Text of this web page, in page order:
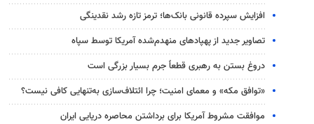
افزایش سپرده قانونی بانک‌ها؛ ترمز تازه رشد نقدینگی
تصاویر جدید از پهپادهای منهدم‌شده آمریکا توسط سپاه
دروغ بستن به رهبری قطعاً جرم بسیار بزرگی است
«توافق مکه» و معمای امنیت؛ چرا ائتلاف‌سازی به‌تنهایی کافی نیست؟
موافقت مشروط آمریکا برای برداشتن محاصره دریایی ایران